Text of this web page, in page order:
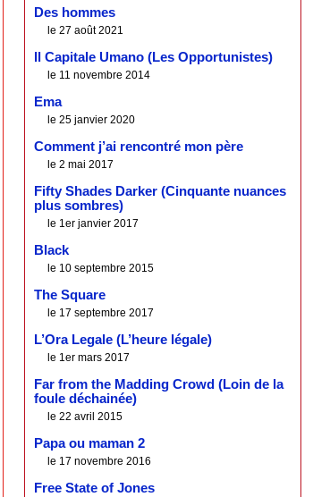
Des hommes
le 27 août 2021
Il Capitale Umano (Les Opportunistes)
le 11 novembre 2014
Ema
le 25 janvier 2020
Comment j’ai rencontré mon père
le 2 mai 2017
Fifty Shades Darker (Cinquante nuances
plus sombres)
le 1er janvier 2017
Black
le 10 septembre 2015
The Square
le 17 septembre 2017
L’Ora Legale (L’heure légale)
le 1er mars 2017
Far from the Madding Crowd (Loin de la
foule déchainée)
le 22 avril 2015
Papa ou maman 2
le 17 novembre 2016
Free State of Jones